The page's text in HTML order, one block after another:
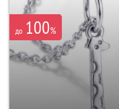
до 100%